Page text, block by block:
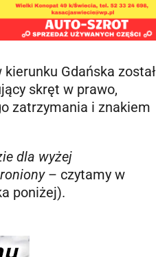
Gdańska został
skręt w prawo,
zatrzymania i znakiem
dla wyżej
– czytamy w
poniżej).